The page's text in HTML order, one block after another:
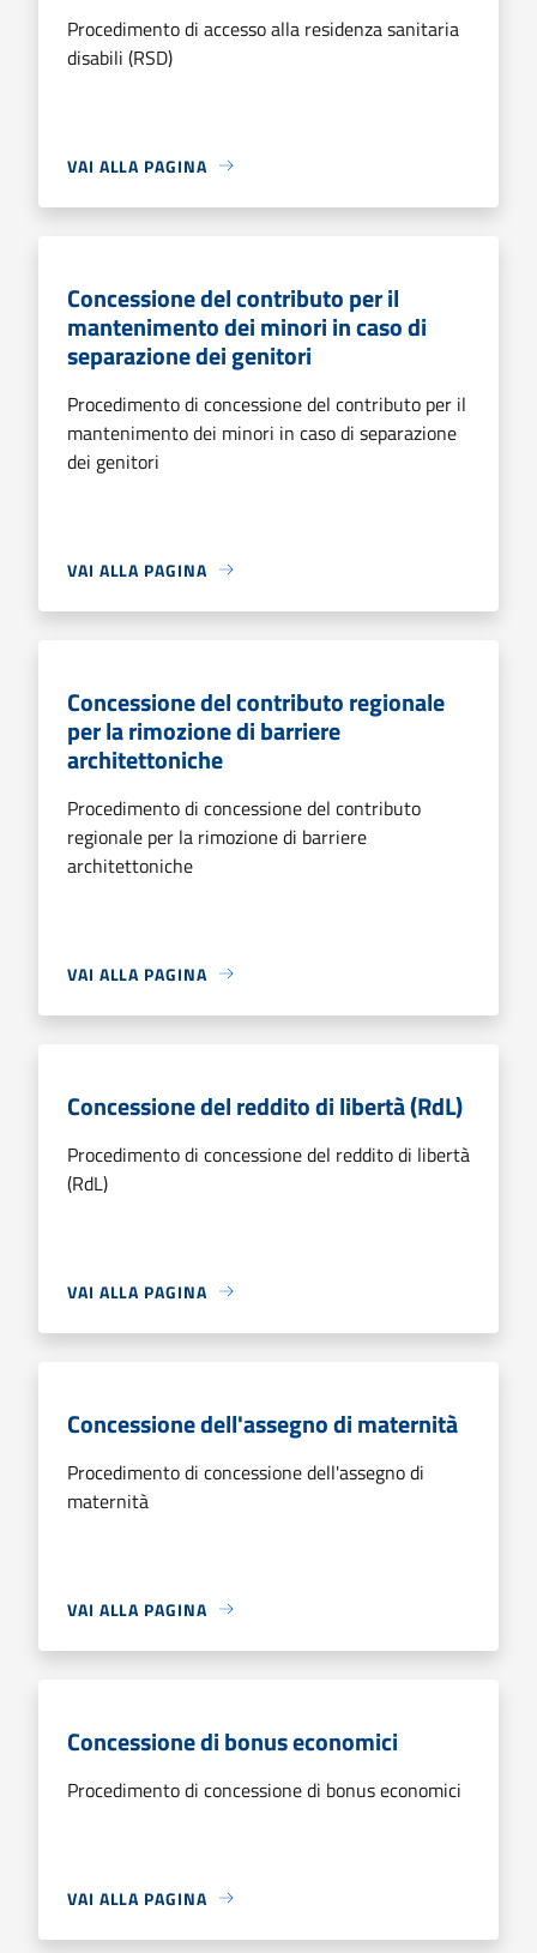
Procedimento di accesso alla residenza sanitaria
disabili (RSD)
VAI ALLA PAGINA
Concessione del contributo per il
mantenimento dei minori in caso di
separazione dei genitori
Procedimento di concessione del contributo per il
mantenimento dei minori in caso di separazione
dei genitori
VAI ALLA PAGINA
Concessione del contributo regionale
per la rimozione di barriere
architettoniche
Procedimento di concessione del contributo
regionale per la rimozione di barriere
architettoniche
VAI ALLA PAGINA
Concessione del reddito di libertà (RdL)
Procedimento di concessione del reddito di libertà
(RdL)
VAI ALLA PAGINA
Concessione dell'assegno di maternità
Procedimento di concessione dell'assegno di
maternità
VAI ALLA PAGINA
Concessione di bonus economici
Procedimento di concessione di bonus economici
VAI ALLA PAGINA